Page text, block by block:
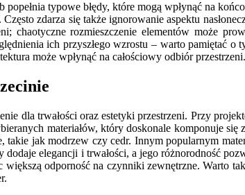
typowe błędy, które mogą wpłynąć na
zdarza się także ignorowanie aspektu
chaotyczne rozmieszczenie elementów może
ich przyszłego wzrostu – warto pamiętać o
może wpłynąć na całościowy odbiór przestrzeni.
dla trwałości oraz estetyki przestrzeni. Przy
materiałów, który doskonale komponuje
jak modrzew czy cedr. Innym popularnym
elegancji i trwałości, a jego różnorodność
odporność na czynniki zewnętrzne. Warto